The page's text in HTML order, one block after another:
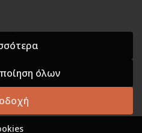
Εκδόσεις Βάρδος
- A theme by Gradient
όλων